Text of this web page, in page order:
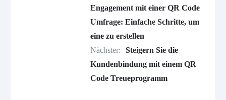
Engagement mit einer QR Code
Umfrage: Einfache Schritte, um
eine zu erstellen
Nächster:
Steigern Sie die
Kundenbindung mit einem QR
Code Treueprogramm